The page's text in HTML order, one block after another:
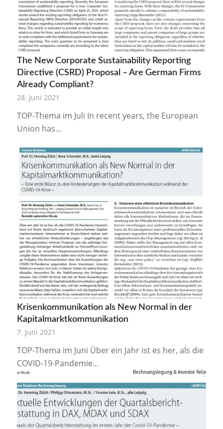
The New Corporate Sustainability Reporting
Directive (CSRD) Proposal – Are German Firms
Already Compliant?
28. Juni 2021
TOP-Thema im Juli In recent years, the European
Union has…
Krisenkommunikation als New Normal in der
Kapitalmarktkommunikation
7. Juni 2021
TOP-Thema im Juni Über ein Jahr ist es her, als die
COVID-19-Pandemie…